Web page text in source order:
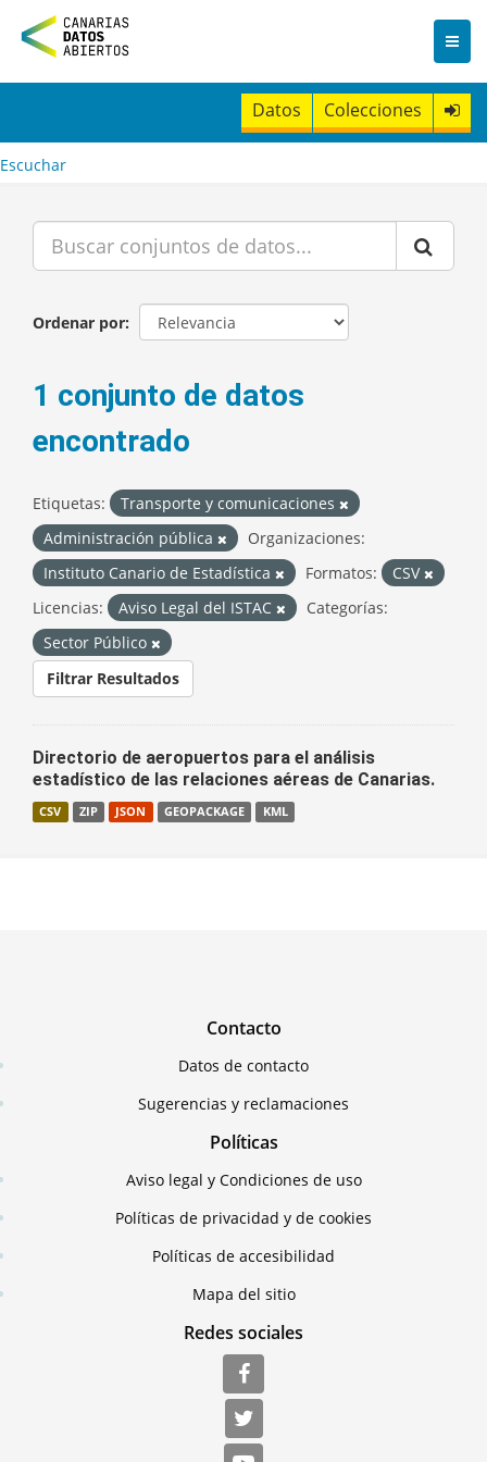
n
t
Datos Colecciones
Escuchar
Ordenar por
1 conjunto de datos
encontrado
Etiquetas:
Transporte y comunicaciones
Administración pública
Organizaciones:
Instituto Canario de Estadística
Formatos:
CSV
Licencias:
Aviso Legal del ISTAC
Categorías:
Sector Público
Filtrar Resultados
Directorio de aeropuertos para el análisis
estadístico de las relaciones aéreas de Canarias.
CSV ZIP JSON GEOPACKAGE KML
Contacto
Datos de contacto
Sugerencias y reclamaciones
Políticas
Aviso legal y Condiciones de uso
Políticas de privacidad y de cookies
Políticas de accesibilidad
Mapa del sitio
Redes sociales